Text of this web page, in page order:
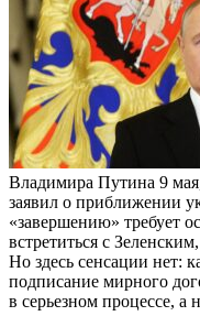
Владимира Путина 9
заявил о приближении
«завершению» требует
встретиться с
Но здесь сенсации нет:
подписание мирного
в серьезном процессе, а